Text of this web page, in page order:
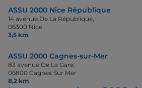
ASSU 2000 Nice République
14 avenue De La République,
06300 Nice
3,5 km
ASSU 2000 Cagnes-sur-Mer
83 avenue De La Gare,
06800 Cagnes Sur Mer
8,2 km